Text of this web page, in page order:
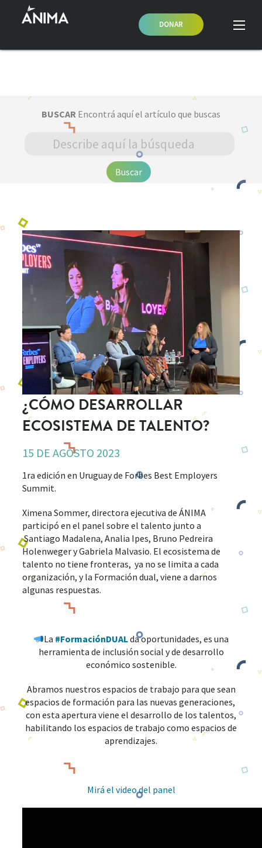
Quiero estudiar en ÁNIMA
DONAR
BUSCAR Encontrá aquí el artículo que buscas
Buscar
¿CÓMO DESARROLLAR
ECOSISTEMA DE TALENTO?
15 DE AGOSTO 2023
1ra edición en Uruguay de Forbes Best Employers
Summit.
Ximena Sommer, directora ejecutiva de ÁNIMA
participó en el panel sobre el talento junto a
Santiago Madalena, Analia Ipes, Bruno Pedreira
Holenweger y Gabriela Malvasio. El ecosistema de
talento no tiene fronteras, ya no se limita a cada
organización, y la Formación dual, viene a darnos
algunas respuestas.
La #FormaciónDUALda oportunidades, es una
herramienta de inclusión social y de desarrollo
económico sostenible.
Abramos nuestros espacios de trabajo para que sean
espacios de formación para las nuevas generaciones,
con esta apertura viene el desarrollo de los talentos,
habilitando los espacios de trabajo como espacios de
aprendizajes.
Mirá el video del panel